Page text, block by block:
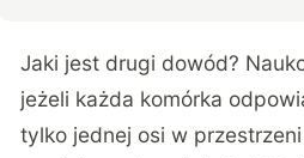
Jaki jest drugi dowód?
jeżeli każda komórka
tylko jednej osi w